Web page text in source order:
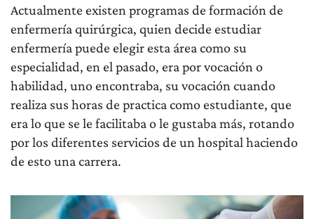
Actualmente existen programas de formación de
enfermería quirúrgica, quien decide estudiar
enfermería puede elegir esta área como su
especialidad, en el pasado, era por vocación o
habilidad, uno encontraba, su vocación cuando
realiza sus horas de practica como estudiante, que
era lo que se le facilitaba o le gustaba más, rotando
por los diferentes servicios de un hospital haciendo
de esto una carrera.